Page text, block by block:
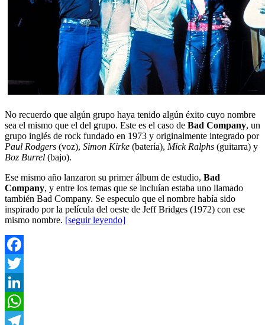
No recuerdo que algún grupo haya tenido algún éxito cuyo nombre
sea el mismo que el del grupo. Este es el caso de Bad Company, un
grupo inglés de rock fundado en 1973 y originalmente integrado por
Paul Rodgers (voz), Simon Kirke (batería), Mick Ralphs (guitarra) y
Boz Burrel (bajo).
Ese mismo año lanzaron su primer álbum de estudio, Bad
Company, y entre los temas que se incluían estaba uno llamado
también Bad Company. Se especulo que el nombre había sido
inspirado por la película del oeste de Jeff Bridges (1972) con ese
mismo nombre. [seguir leyendo]
Facebook
Twitter
LinkedIn
WhatsApp